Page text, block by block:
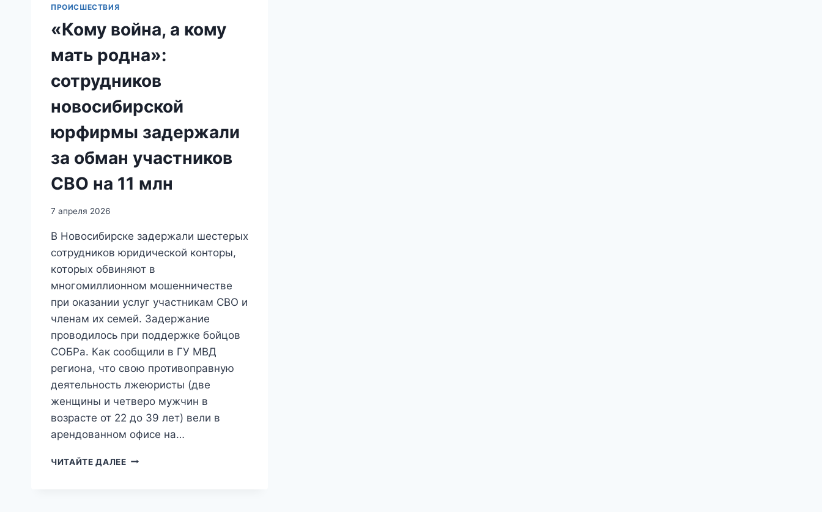
ПРОИСШЕСТВИЯ
«Кому война, а кому
мать родна»:
сотрудников
новосибирской
юрфирмы задержали
за обман участников
СВО на 11 млн
7 апреля 2026
В Новосибирске задержали шестерых
сотрудников юридической конторы,
которых обвиняют в
многомиллионном мошенничестве
при оказании услуг участникам СВО и
членам их семей. Задержание
проводилось при поддержке бойцов
СОБРа. Как сообщили в ГУ МВД
региона, что свою противоправную
деятельность лжеюристы (две
женщины и четверо мужчин в
возрасте от 22 до 39 лет) вели в
арендованном офисе на…
ЧИТАЙТЕ ДАЛЕЕ«КОМУ